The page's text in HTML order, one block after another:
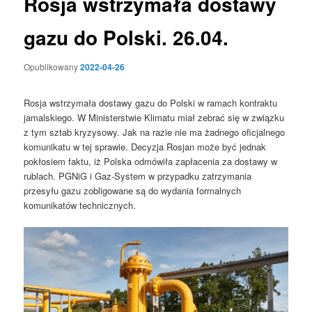
gazu do Polski. 26.04.
Opublikowany2022-04-26
Rosja wstrzymała dostawy gazu do Polski w ramach kontraktu
jamalskiego. W Ministerstwie Klimatu miał zebrać się w związku
z tym sztab kryzysowy. Jak na razie nie ma żadnego oficjalnego
komunikatu w tej sprawie. Decyzja Rosjan może być jednak
pokłosiem faktu, iż Polska odmówiła zapłacenia za dostawy w
rublach. PGNiG i Gaz-System w przypadku zatrzymania
przesyłu gazu zobligowane są do wydania formalnych
komunikatów technicznych.